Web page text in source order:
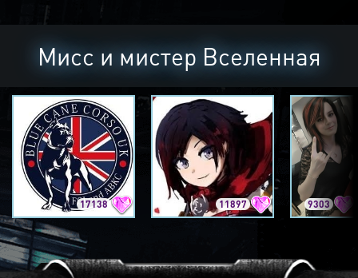
Мисс и мистер Вселенная
17138 11897 9303